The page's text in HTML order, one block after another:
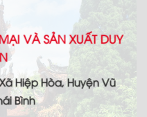
VÀ SẢN XUẤT DUY
Hiệp Hòa, Huyện Vũ
Bình